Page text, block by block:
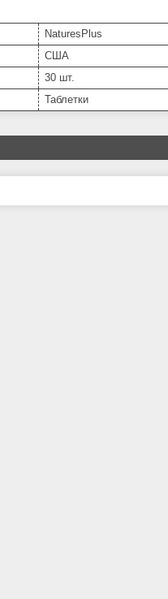
NaturesPlus
США
30 шт.
Таблетки